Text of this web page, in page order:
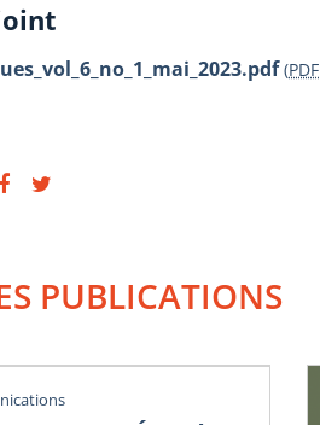
(PDF
PUBLICATIONS